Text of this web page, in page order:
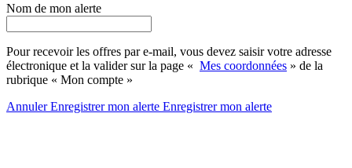
Nom de mon alerte
Pour recevoir les offres par e-mail, vous devez saisir votre adresse
électronique et la valider sur la page « Mes coordonnées » de la
rubrique « Mon compte »
AnnulerEnregistrer mon alerte Enregistrermon alerte